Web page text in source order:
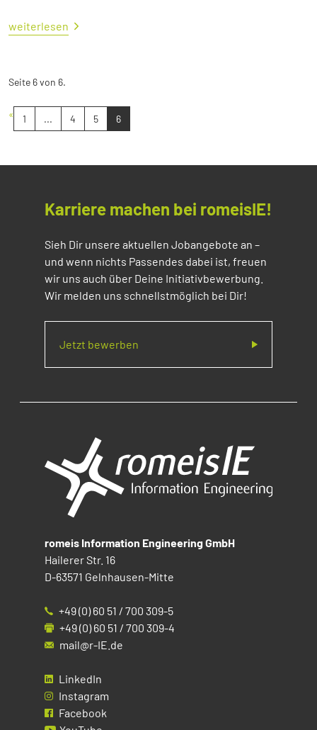
weiterlesen
Seite 6 von 6.
« 1 ... 4 5 6
Karriere machen bei romeisIE!
Sieh Dir unsere aktuellen Jobangebote an –
und wenn nichts Passendes dabei ist, freuen
wir uns auch über Deine Initiativbewerbung.
Wir melden uns schnellstmöglich bei Dir!
Jetzt bewerben
romeis Information Engineering GmbH
Hailerer Str. 16
D-63571 Gelnhausen-Mitte
+49 (0) 60 51 / 700 309-5
+49 (0) 60 51 / 700 309-4
mail@r-IE.de
LinkedIn
Instagram
Facebook